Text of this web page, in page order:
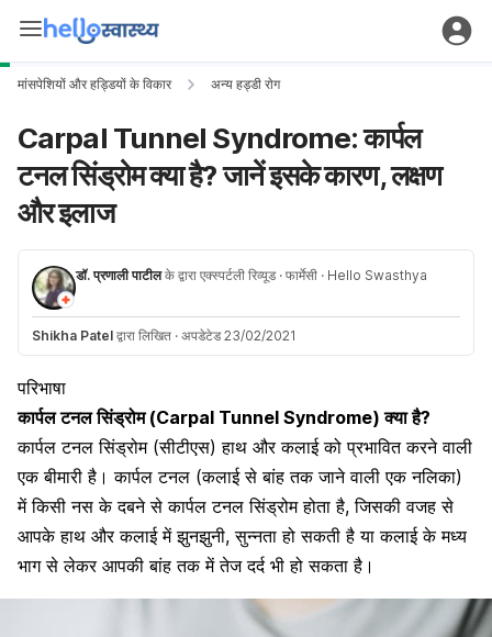
मांसपेशियों और हड्डियों के विकार अन्य हड्डी राेग
Carpal Tunnel Syndrome: कार्पल
टनल सिंड्रोम क्या है? जानें इसके कारण, लक्षण
और इलाज
डॉ. प्रणाली पाटीलके द्वारा एक्स्पर्टली रिव्यूड · फार्मेसी · Hello Swasthya
Shikha Patel द्वारा लिखित · अपडेटेड 23/02/2021
परिभाषा
कार्पल टनल सिंड्रोम (Carpal Tunnel Syndrome) क्या है?
कार्पल टनल सिंड्रोम (सीटीएस) हाथ और कलाई को प्रभावित करने वाली
एक बीमारी है। कार्पल टनल (कलाई से बांह तक जाने वाली एक नलिका)
में किसी नस के दबने से कार्पल टनल सिंड्रोम होता है, जिसकी वजह से
आपके हाथ और कलाई में झुनझुनी, सुन्नता हो सकती है या कलाई के मध्य
भाग से लेकर आपकी बांह तक में तेज दर्द भी हो सकता है।